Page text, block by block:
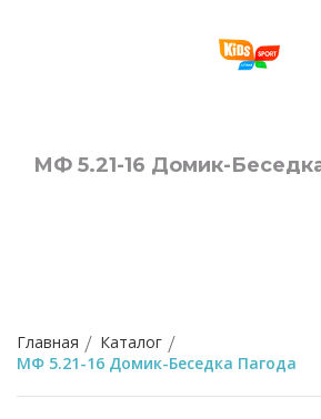
МФ 5.21-16 Домик-
Главная
Каталог
МФ 5.21-16 Домик-Беседка Пагода